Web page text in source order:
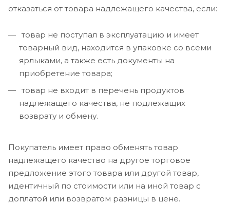
отказаться от товара надлежащего качества, если:
товар не поступал в эксплуатацию и имеет
товарный вид, находится в упаковке со всеми
ярлыками, а также есть документы на
приобретение товара;
товар не входит в перечень продуктов
надлежащего качества, не подлежащих
возврату и обмену.
Покупатель имеет право обменять товар
надлежащего качество на другое торговое
предложение этого товара или другой товар,
идентичный по стоимости или на иной товар с
доплатой или возвратом разницы в цене.